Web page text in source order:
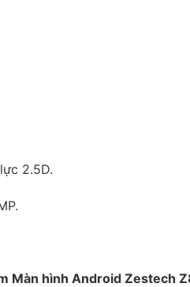
2.5D.
Màn hình Android Zestech